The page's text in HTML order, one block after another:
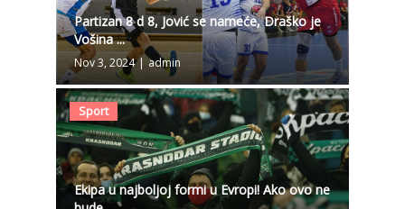
Partizan 8 d 8, Jović se nameće, Draško je
Vošina ...
Nov 3, 2024 | admin
Sport
Ekipa u najboljoj formi u Evropi! Ako ovo ne